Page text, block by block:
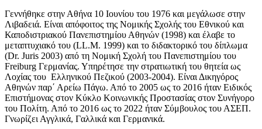
Γεννήθηκε στην Αθήνα 10 Ιουνίου του 1976 και μεγάλωσε στην
Λιβαδειά. Είναι απόφοιτος της Νομικής Σχολής του Εθνικού και
Καποδιστριακού Πανεπιστημίου Αθηνών (1998) και έλαβε το
μεταπτυχιακό του (LL.M. 1999) και το διδακτορικό του δίπλωμα
(Dr. Juris 2003) από τη Νομική Σχολή του Πανεπιστημίου του
Freiburg Γερμανίας. Υπηρέτησε την στρατιωτική του θητεία ως
Λοχίας του Ελληνικού Πεζικού (2003-2004). Είναι Δικηγόρος
Αθηνών παρ΄ Αρείω Πάγω. Από το 2005 ως το 2016 ήταν Ειδικός
Επιστήμονας στον Κύκλο Κοινωνικής Προστασίας στον Συνήγορο
του Πολίτη. Από το 2016 ως το 2022 ήταν Σύμβουλος του ΑΣΕΠ.
Γνωρίζει Αγγλικά, Γαλλικά και Γερμανικά.